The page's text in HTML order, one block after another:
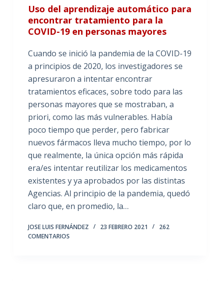
Uso del aprendizaje automático para
encontrar tratamiento para la
COVID-19 en personas mayores
Cuando se inició la pandemia de la COVID-19
a principios de 2020, los investigadores se
apresuraron a intentar encontrar
tratamientos eficaces, sobre todo para las
personas mayores que se mostraban, a
priori, como las más vulnerables. Había
poco tiempo que perder, pero fabricar
nuevos fármacos lleva mucho tiempo, por lo
que realmente, la única opción más rápida
era/es intentar reutilizar los medicamentos
existentes y ya aprobados por las distintas
Agencias. Al principio de la pandemia, quedó
claro que, en promedio, la…
JOSE LUIS FERNÁNDEZ 23 FEBRERO 2021
262
COMENTARIOS